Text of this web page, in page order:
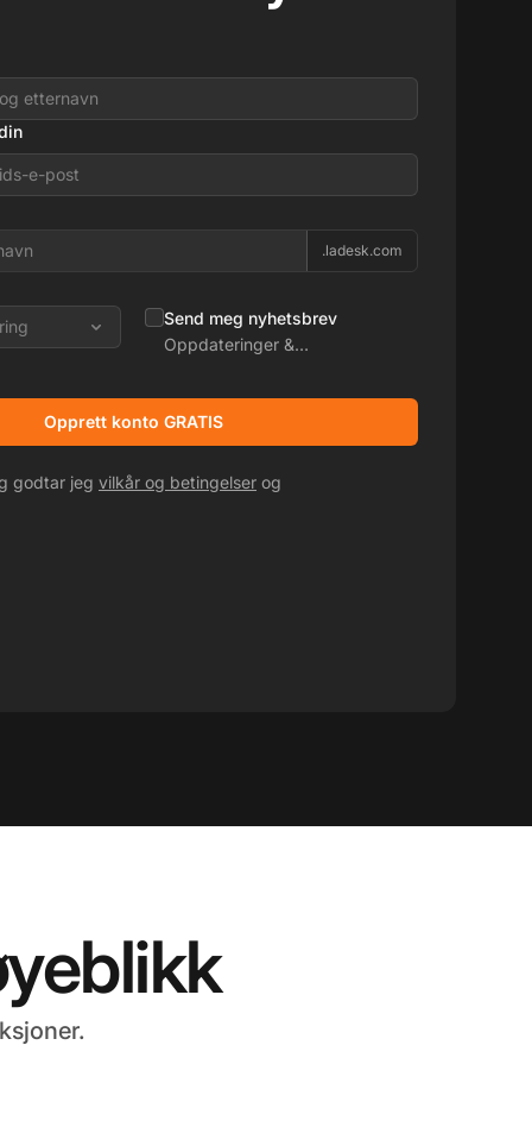
.ladesk.com
Send meg nyhetsbrev
Oppdateringer &
Opprett konto GRATIS
godtar jeg vilkår og betingelser og